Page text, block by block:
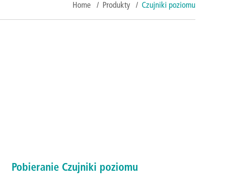
Home / Produkty / Czujniki poziomu
Pobieranie Czujniki poziomu